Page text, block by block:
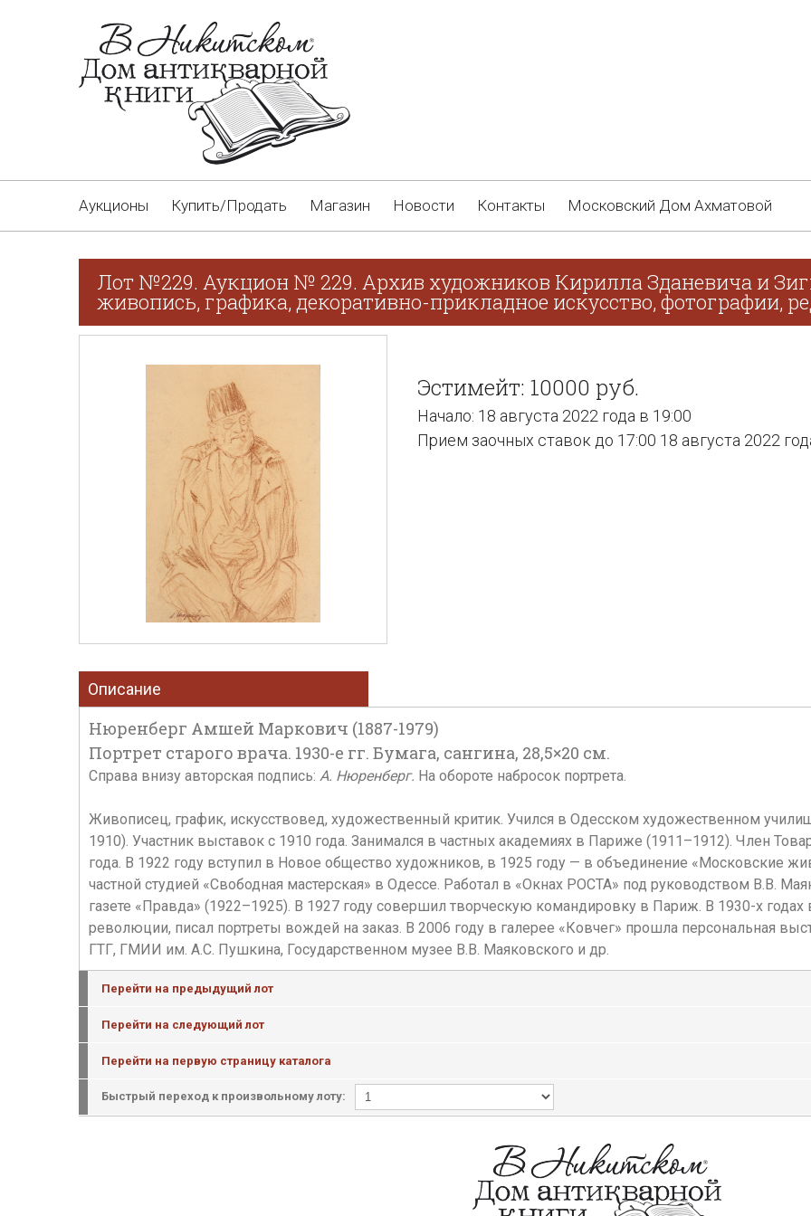
Аукционы Купить/Продать Магазин Новости Контакты Московский Дом Ахматовой
Лот №229. Аукцион № 229. Архив художников Кирилла Зданевича и
живопись, графика, декоративно-прикладное искусство, фотографии,
Эстимейт: 10000 руб.
Начало: 18 августа 2022 года в 19:00
Прием заочных ставок до 17:00 18 августа 2022
Описание
Нюренберг Амшей Маркович (1887-1979)
Портрет старого врача. 1930-е гг. Бумага, сангина, 28,5×20 см.
Справа внизу авторская подпись: А. Нюренберг. На обороте набросок портрета.
Живописец, график, искусствовед, художественный критик. Учился в Одесском художественном
1910). Участник выставок с 1910 года. Занимался в частных академиях в Париже (1911–1912). Член
года. В 1922 году вступил в Новое общество художников, в 1925 году — в объединение «Московские
частной студией «Свободная мастерская» в Одессе. Работал в «Окнах РОСТА» под руководством В.В.
газете «Правда» (1922–1925). В 1927 году совершил творческую командировку в Париж. В 1930-х
революции, писал портреты вождей на заказ. В 2006 году в галерее «Ковчег» прошла персональная
ГТГ, ГМИИ им. А.С. Пушкина, Государственном музее В.В. Маяковского и др.
Перейти на предыдущий лот
Перейти на следующий лот
Перейти на первую страницу каталога
Быстрый переход к произвольному лоту: